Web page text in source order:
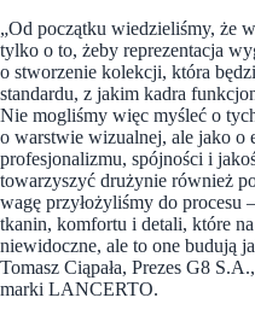
„Od początku wiedzieliśmy, że
tylko o to, żeby reprezentacja
o stworzenie kolekcji, która
standardu, z jakim kadra
Nie mogliśmy więc myśleć o
o warstwie wizualnej, ale jako o
profesjonalizmu, spójności i
towarzyszyć drużynie również
wagę przyłożyliśmy do procesu
tkanin, komfortu i detali, które
niewidoczne, ale to one budują
Tomasz Ciąpała, Prezes G8
marki LANCERTO.